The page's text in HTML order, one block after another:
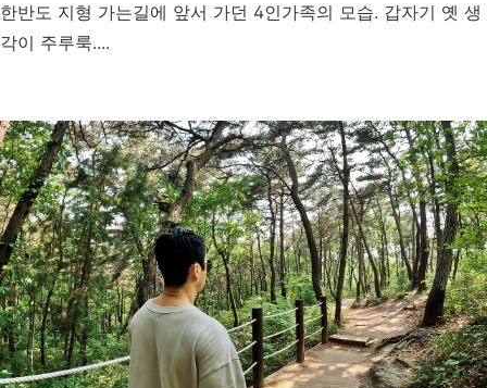
한반도 지형 가는길에 앞서 가던 4인가족의 모습. 갑자기 옛 생
각이 주루룩....